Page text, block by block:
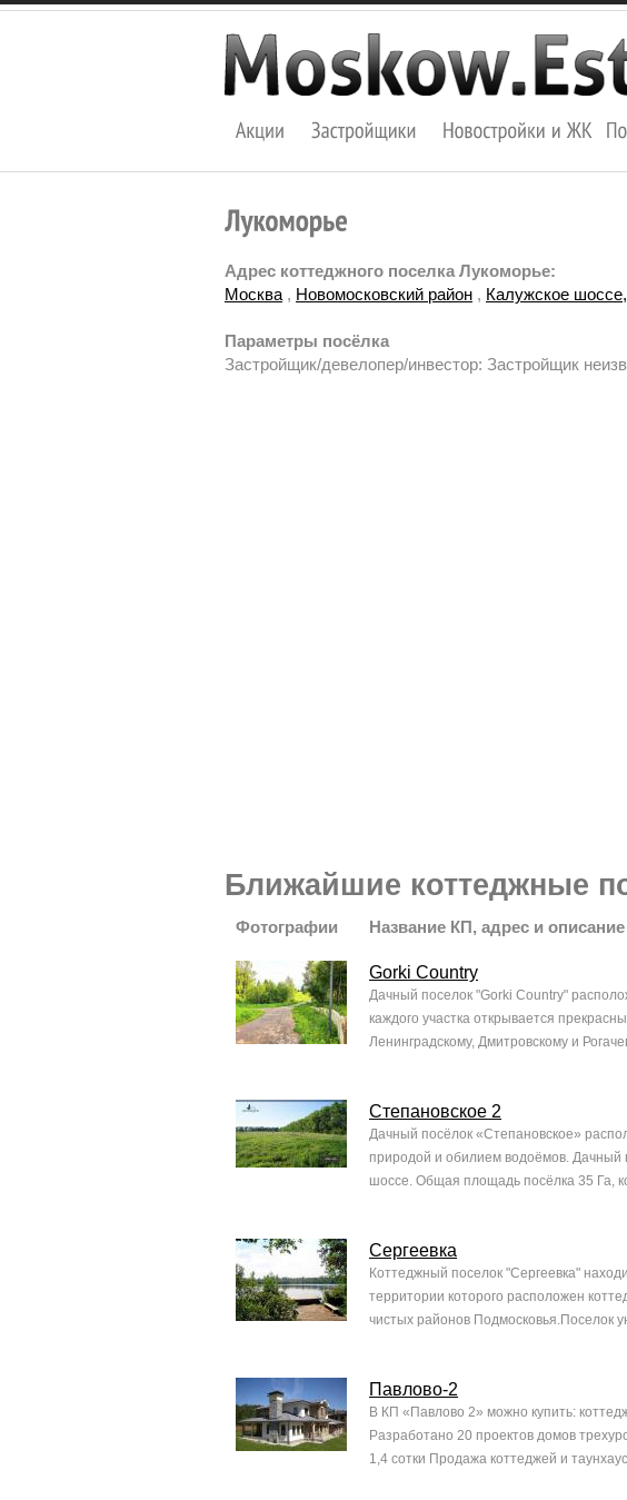
Адрес коттеджного поселка Лукоморье:
Москва , Новомосковский район , Калужское
Параметры посёлка
Застройщик/девелопер/инвестор: Застройщик
Ближайшие коттеджные
Фотографии Название КП, адрес и описание
Gorki Country
Дачный поселок "Gorki Country"
каждого участка открывается
Ленинградскому, Дмитровскому и
Степановское 2
Дачный посёлок «Степановское»
природой и обилием водоёмов. Дачный
шоссе. Общая площадь посёлка 35 Га,
Сергеевка
Коттеджный поселок "Сергеевка"
территории которого расположен
чистых районов Подмосковья.Поселок
Пaвлово-2
В КП «Павлово 2» можно купить:
Разработано 20 проектов домов
1,4 сотки Продажа коттеджей и